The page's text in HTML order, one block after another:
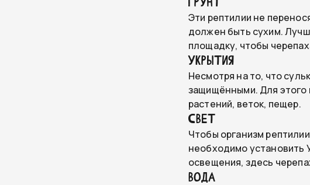
Эти рептилии не
должен быть сухим.
площадку, чтобы
Укрытия
Несмотря на то, что
защищёнными. Для этого
растений, веток, пещер.
Свет
Чтобы организм
необходимо установить
освещения, здесь
Вода